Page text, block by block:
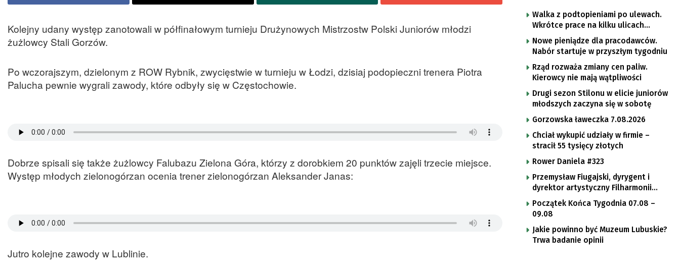
Kolejny udany występ zanotowali w półfinałowym turnieju Drużynowych Mistrzostw Polski Juniorów młodzi
żużlowcy Stali Gorzów.
Po wczorajszym, dzielonym z ROW Rybnik, zwycięstwie w turnieju w Łodzi, dzisiaj podopieczni trenera Piotra
Palucha pewnie wygrali zawody, które odbyły się w Częstochowie.
Dobrze spisali się także żużlowcy Falubazu Zielona Góra, którzy z dorobkiem 20 punktów zajęli trzecie miejsce.
Występ młodych zielonogórzan ocenia trener zielonogórzan Aleksander Janas:
Jutro kolejne zawody w Lublinie.
Walka z podtopieniami po ulewach.
Wkrótce prace na kilku ulicach
Gorzowa
Nowe pieniądze dla pracodawców.
Nabór startuje w przyszłym tygodniu
Rząd rozważa zmiany cen paliw.
Kierowcy nie mają wątpliwości
Drugi sezon Stilonu w elicie juniorów
młodszych zaczyna się w sobotę
Gorzowska ławeczka 7.08.2026
Chciał wykupić udziały w firmie –
stracił 55 tysięcy złotych
Rower Daniela #323
Przemysław Fiugajski, dyrygent i
dyrektor artystyczny Filharmonii
Gorzowskiej
Początek Końca Tygodnia 07.08 –
09.08
Jakie powinno być Muzeum Lubuskie?
Trwa badanie opinii